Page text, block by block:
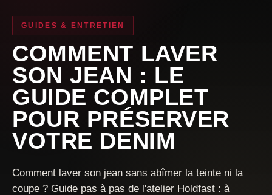
GUIDES & ENTRETIEN
COMMENT LAVER
SON JEAN : LE
GUIDE COMPLET
POUR PRÉSERVER
VOTRE DENIM
Comment laver son jean sans abîmer la teinte ni la
coupe ? Guide pas à pas de l'atelier Holdfast : à